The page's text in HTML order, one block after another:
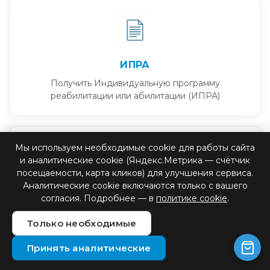
ИПРА
Получить Индивидуальную программу
реабилитации или абилитации (ИПРА)
ЭЛЕКТРОННЫЙ СЕРТИФИКАТ
Получить Электронный сертификат для оплаты
протеза из бюджета РФ
Мы используем необходимые cookie для работы сайта
и аналитические cookie (Яндекс.Метрика — счётчик
посещаемости, карта кликов) для улучшения сервиса.
Аналитические cookie включаются только с вашего
согласия. Подробнее — в политике cookie.
Только необходимые
Принять аналитические